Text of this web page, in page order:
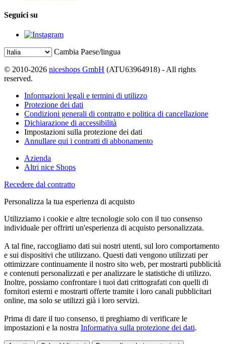
Seguici su
Cambia Paese/lingua
© 2010-2026 niceshops GmbH (ATU63964918) - All rights
reserved.
Informazioni legali e termini di utilizzo
Protezione dei dati
Condizioni generali di contratto e politica di cancellazione
Dichiarazione di accessibilità
Impostazioni sulla protezione dei dati
Annullare qui i contratti di abbonamento
Azienda
Altri nice Shops
Recedere dal contratto
Personalizza la tua esperienza di acquisto
Utilizziamo i cookie e altre tecnologie solo con il tuo consenso
individuale per offrirti un'esperienza di acquisto personalizzata.
A tal fine, raccogliamo dati sui nostri utenti, sul loro comportamento
e sui dispositivi che utilizzano. Questi dati vengono utilizzati per
ottimizzare continuamente il nostro sito web, per mostrarti pubblicità
e contenuti personalizzati e per analizzare le statistiche di utilizzo.
Inoltre, possiamo confrontare i tuoi dati crittografati con quelli di
fornitori esterni e mostrarti offerte tramite i loro canali pubblicitari
online, ma solo se utilizzi già i loro servizi.
Prima di dare il tuo consenso, ti preghiamo di verificare le
impostazioni e la nostra Informativa sulla protezione dei dati.